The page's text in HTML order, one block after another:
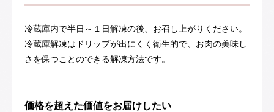
冷蔵庫内で半日～１日解凍の後、お召し上がりください。
冷蔵庫解凍はドリップが出にくく衛生的で、お肉の美味し
さを保つことのできる解凍方法です。
価格を超えた価値をお届けしたい